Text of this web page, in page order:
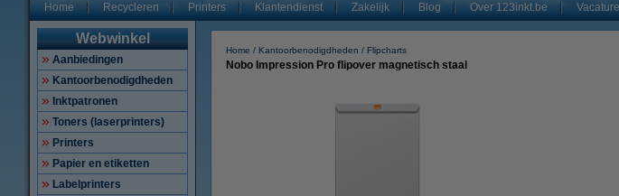
Home Recycleren Printers Klantendienst Zakelijk Blog Over 123inkt.be
Webwinkel
Aanbiedingen
Kantoorbenodigdheden
Inktpatronen
Toners (laserprinters)
Printers
Papier en etiketten
Labelprinters
Home Kantoorbenodigdheden Flipcharts
Nobo Impression Pro flipover magnetisch staal